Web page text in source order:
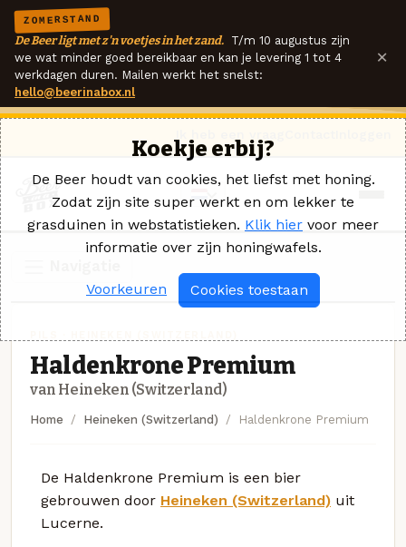
ZOMERSTAND
De Beer ligt met z'n voetjes in het zand. T/m 10 augustus zijn
we wat minder goed bereikbaar en kan je levering 1 tot 4
werkdagen duren. Mailen werkt het snelst:
hello@beerinabox.nl
×
Haldenkrone Premium
van Heineken (Switzerland)
Home Heineken (Switzerland) Haldenkrone Premium
De Haldenkrone Premium is een bier
gebrouwen door Heineken (Switzerland) uit
Lucerne.
Koekje erbij?
De Beer houdt van cookies, het liefst met honing.
Zodat zijn site super werkt en om lekker te
grasduinen in webstatistieken. Klik hier voor meer
informatie over zijn honingwafels.
Voorkeuren Cookies toestaan